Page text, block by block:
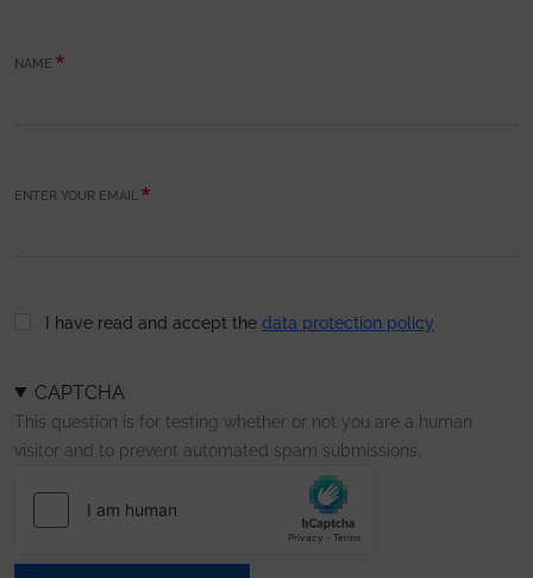
NAME
ENTER YOUR EMAIL
I have read and accept the data protection policy
CAPTCHA
This question is for testing whether or not you are a human
visitor and to prevent automated spam submissions.